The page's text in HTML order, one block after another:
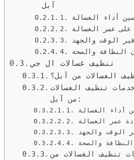
آبل
أداء الغسالة
على عمر الغسالة
الوقت والجهد
النظافة والصحة
تنظيف غسالات ال جي
الغسالات من آبل؟
تنظيف الغسالات
من آبل:
تنظيف الغسالات من